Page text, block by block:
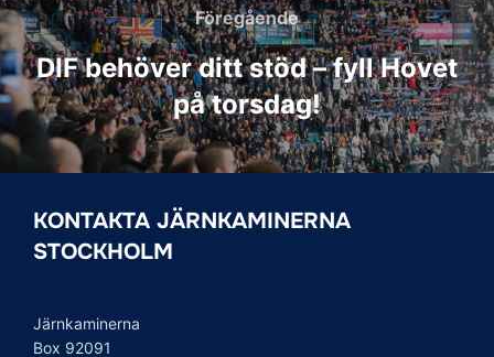
Föregående
Föregående
DIF behöver ditt stöd – fyll Hovet
på torsdag!
KONTAKTA JÄRNKAMINERNA
STOCKHOLM
Järnkaminerna
Box 92091